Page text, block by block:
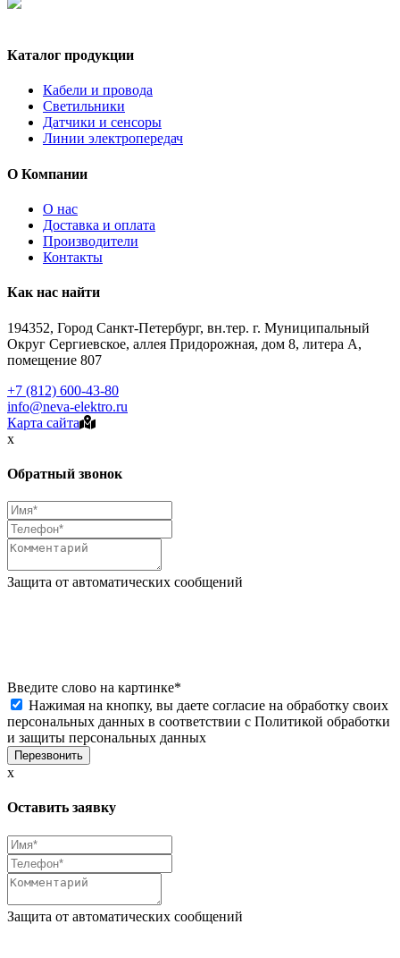
Каталог продукции
Кабели и провода
Светильники
Датчики и сенсоры
Линии электропередач
О Компании
О нас
Доставка и оплата
Производители
Контакты
Как нас найти
194352, Город Санкт-Петербург, вн.тер. г. Муниципальный
Округ Сергиевское, аллея Придорожная, дом 8, литера А,
помещение 807
+7 (812) 600-43-80
info@neva-elektro.ru
Карта сайта
x
Обратный звонок
Защита от автоматических сообщений
Введите слово на картинке*
Нажимая на кнопку, вы даете согласие на обработку своих
персональных данных в соответствии с Политикой обработки
и защиты персональных данных
x
Оставить заявку
Защита от автоматических сообщений